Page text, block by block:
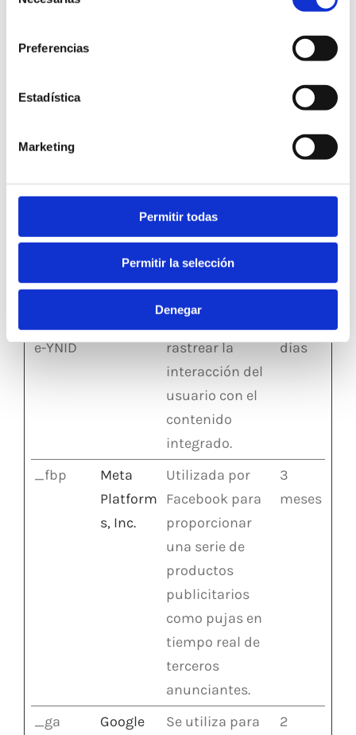
Preferencias
Estadística
Marketing
Permitir todas
Permitir la selección
Denegar
_TOKEN
e-YEC
vídeo del
usuario al ver
vídeos
incrustados de
YouTube
e-YNID
rastrear la
interacción del
usuario con el
contenido
integrado.
días
_fbp
Meta
Platform
s, Inc.
Utilizada por
Facebook para
proporcionar
una serie de
productos
publicitarios
como pujas en
tiempo real de
terceros
anunciantes.
3
meses
_ga Google
Se utiliza para
2